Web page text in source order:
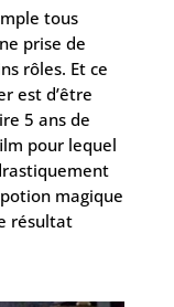
tous
prise de
rôles. Et ce
est d’être
5 ans de
pour lequel
magique
résultat